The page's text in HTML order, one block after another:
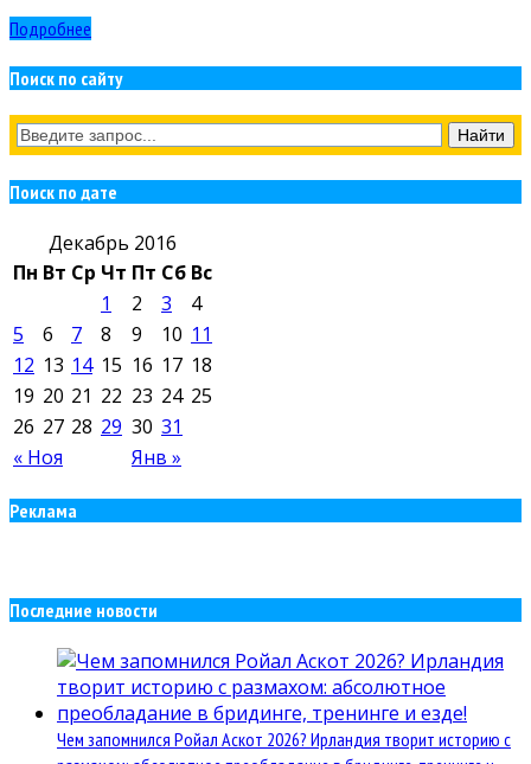
Подробнее
Поиск по сайту
Поиск по дате
Декабрь 2016
Пн Вт Ср Чт Пт Сб Вс
« Ноя Янв »
1 2 3
4
5
6 7 8 9 10 11
12 13 14 15 16 17 18
19 20 21 22 23 24 25
26 27 28 29 30 31
Реклама
Последние новости
Чем запомнился Ройал Аскот 2026? Ирландия творит историю с